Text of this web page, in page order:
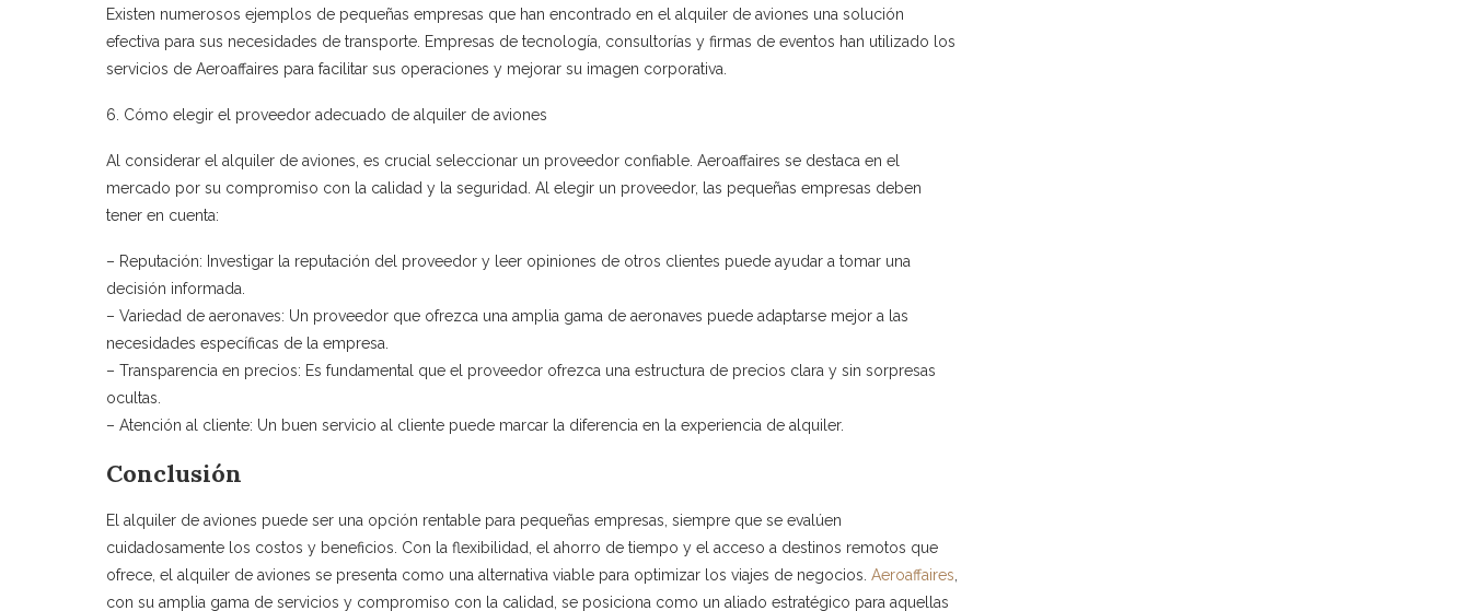
Existen numerosos ejemplos de pequeñas empresas que han encontrado en el alquiler de aviones una solución
efectiva para sus necesidades de transporte. Empresas de tecnología, consultorías y firmas de eventos han utilizado los
servicios de Aeroaffaires para facilitar sus operaciones y mejorar su imagen corporativa.
6. Cómo elegir el proveedor adecuado de alquiler de aviones
Al considerar el alquiler de aviones, es crucial seleccionar un proveedor confiable. Aeroaffaires se destaca en el
mercado por su compromiso con la calidad y la seguridad. Al elegir un proveedor, las pequeñas empresas deben
tener en cuenta:
– Reputación: Investigar la reputación del proveedor y leer opiniones de otros clientes puede ayudar a tomar una
decisión informada.
– Variedad de aeronaves: Un proveedor que ofrezca una amplia gama de aeronaves puede adaptarse mejor a las
necesidades específicas de la empresa.
– Transparencia en precios: Es fundamental que el proveedor ofrezca una estructura de precios clara y sin sorpresas
ocultas.
– Atención al cliente: Un buen servicio al cliente puede marcar la diferencia en la experiencia de alquiler.
Conclusión
El alquiler de aviones puede ser una opción rentable para pequeñas empresas, siempre que se evalúen
cuidadosamente los costos y beneficios. Con la flexibilidad, el ahorro de tiempo y el acceso a destinos remotos que
ofrece, el alquiler de aviones se presenta como una alternativa viable para optimizar los viajes de negocios. Aeroaffaires
con su amplia gama de servicios y compromiso con la calidad, se posiciona como un aliado estratégico para aquellas